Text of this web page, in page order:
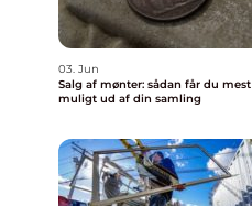
03. Jun
Salg af mønter: sådan får du mest
muligt ud af din samling